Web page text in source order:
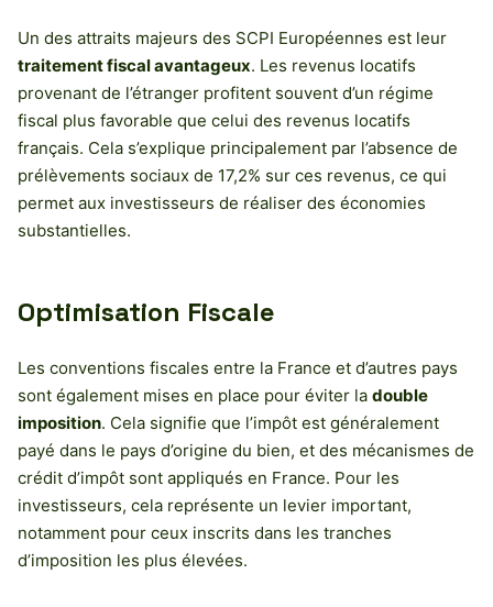
Un des attraits majeurs des SCPI Européennes est leur
traitement fiscal avantageux. Les revenus locatifs
provenant de l’étranger profitent souvent d’un régime
fiscal plus favorable que celui des revenus locatifs
français. Cela s’explique principalement par l’absence de
prélèvements sociaux de 17,2% sur ces revenus, ce qui
permet aux investisseurs de réaliser des économies
substantielles.
Optimisation Fiscale
Les conventions fiscales entre la France et d’autres pays
sont également mises en place pour éviter la double
imposition. Cela signifie que l’impôt est généralement
payé dans le pays d’origine du bien, et des mécanismes de
crédit d’impôt sont appliqués en France. Pour les
investisseurs, cela représente un levier important,
notamment pour ceux inscrits dans les tranches
d’imposition les plus élevées.